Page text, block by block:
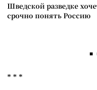
Шведской разведке
срочно понять Россию
* * *